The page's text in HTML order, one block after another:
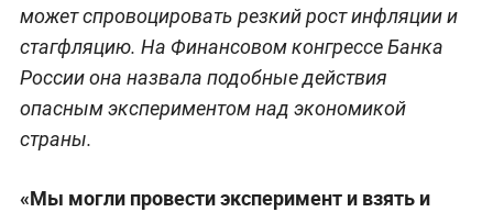
может спровоцировать резкий рост инфляции и
стагфляцию. На Финансовом конгрессе Банка
России она назвала подобные действия
опасным экспериментом над экономикой
страны.
«Мы могли провести эксперимент и взять и